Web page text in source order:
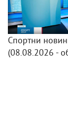
Спортни
(08.08.2026 -